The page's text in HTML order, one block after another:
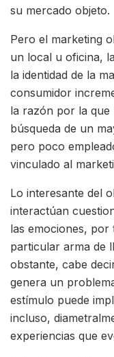
su mercado objeto.
Pero el marketing
un local u oficina,
la identidad de la
consumidor
la razón por la que
búsqueda de un
pero poco
vinculado al
Lo interesante del
interactúan
las emociones,
particular arma de
obstante, cabe
genera un
estímulo puede
incluso,
experiencias que